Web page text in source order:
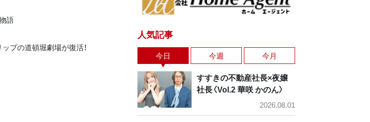
語
プの道頓堀劇場が復活！
人気記事
今日 今週 今月
すすきの不動産社長×夜嬢
社長〈Vol.2 華咲 かのん〉
2026.08.01